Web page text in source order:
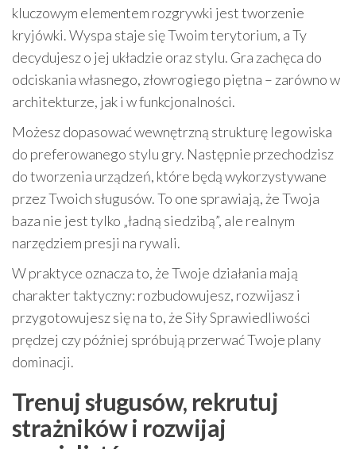
kluczowym elementem rozgrywki jest tworzenie
kryjówki. Wyspa staje się Twoim terytorium, a Ty
decydujesz o jej układzie oraz stylu. Gra zachęca do
odciskania własnego, złowrogiego piętna – zarówno w
architekturze, jak i w funkcjonalności.
Możesz dopasować wewnętrzną strukturę legowiska
do preferowanego stylu gry. Następnie przechodzisz
do tworzenia urządzeń, które będą wykorzystywane
przez Twoich sługusów. To one sprawiają, że Twoja
baza nie jest tylko „ładną siedzibą”, ale realnym
narzędziem presji na rywali.
W praktyce oznacza to, że Twoje działania mają
charakter taktyczny: rozbudowujesz, rozwijasz i
przygotowujesz się na to, że Siły Sprawiedliwości
prędzej czy później spróbują przerwać Twoje plany
dominacji.
Trenuj sługusów, rekrutuj
strażników i rozwijaj